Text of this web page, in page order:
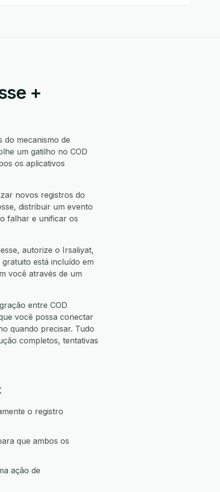
+
do mecanismo de
um gatilho no COD
os aplicativos
novos registros do
distribuir um evento
falhar e unificar os
autorize o Irsaliyat,
está incluído em
você através de um
entre COD
você possa conectar
quando precisar. Tudo
completos, tentativas
o registro
que ambos os
ação de